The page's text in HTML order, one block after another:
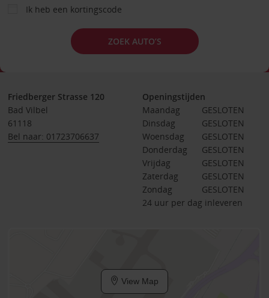
Ik heb een kortingscode
ZOEK AUTO’S
Friedberger Strasse 120
Bad Vilbel
61118
Bel naar: 01723706637
Openingstijden
Maandag
GESLOTEN
Dinsdag
GESLOTEN
Woensdag
GESLOTEN
Donderdag
GESLOTEN
Vrijdag
GESLOTEN
Zaterdag
GESLOTEN
Zondag
GESLOTEN
24 uur per dag inleveren
View Map